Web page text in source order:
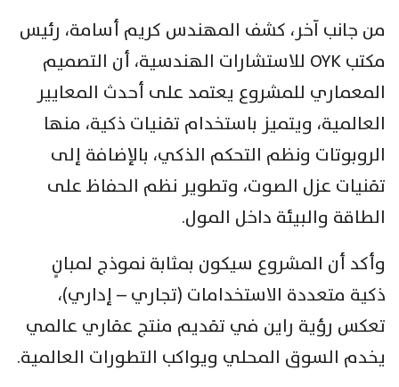
من جانب آخر، كشف المهندس كريم أسامة، رئيس
مكتب OYK للاستشارات الهندسية، أن التصميم
المعماري للمشروع يعتمد على أحدث المعايير
العالمية، ويتميز باستخدام تقنيات ذكية، منها
الروبوتات ونظم التحكم الذكي، بالإضافة إلى
تقنيات عزل الصوت، وتطوير نظم الحفاظ على
الطاقة والبيئة داخل المول.
وأكد أن المشروع سيكون بمثابة نموذج لمبانٍ
ذكية متعددة الاستخدامات (تجاري – إداري)،
تعكس رؤية راين في تقديم منتج عقاري عالمي
يخدم السوق المحلي ويواكب التطورات العالمية.